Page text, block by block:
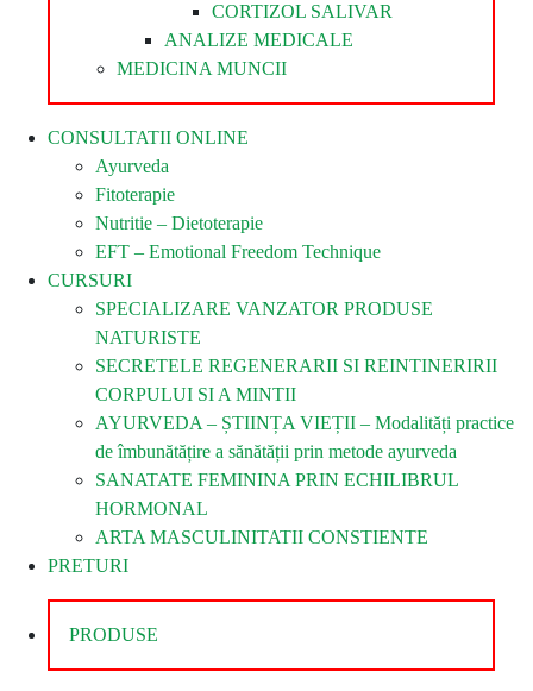
CORTIZOL SALIVAR
ANALIZE MEDICALE
MEDICINA MUNCII
CONSULTATII ONLINE
Ayurveda
Fitoterapie
Nutritie – Dietoterapie
EFT – Emotional Freedom Technique
CURSURI
SPECIALIZARE VANZATOR PRODUSE
NATURISTE
SECRETELE REGENERARII SI REINTINERIRII
CORPULUI SI A MINTII
AYURVEDA – ȘTIINȚA VIEȚII – Modalități practice
de îmbunătățire a sănătății prin metode ayurveda
SANATATE FEMININA PRIN ECHILIBRUL
HORMONAL
ARTA MASCULINITATII CONSTIENTE
PRETURI
PRODUSE